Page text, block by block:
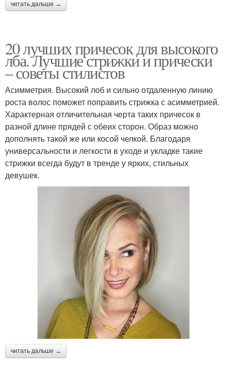
читать дальше →
20 лучших причесок для высокого
лба. Лучшие стрижки и прически
– советы стилистов
Асимметрия. Высокий лоб и сильно отдаленную линию
роста волос поможет поправить стрижка с асимметрией.
Характерная отличительная черта таких причесок в
разной длине прядей с обеих сторон. Образ можно
дополнять такой же или косой челкой. Благодаря
универсальности и легкости в уходе и укладке такие
стрижки всегда будут в тренде у ярких, стильных
девушек.
читать дальше →